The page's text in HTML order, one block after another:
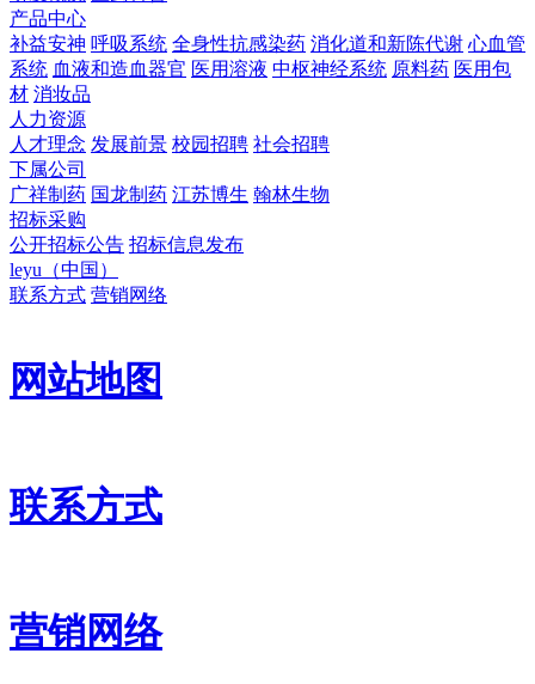
产品中心
补益安神 呼吸系统 全身性抗感染药 消化道和新陈代谢 心血管
系统 血液和造血器官 医用溶液 中枢神经系统 原料药 医用包
材 消妆品
人力资源
人才理念 发展前景 校园招聘 社会招聘
下属公司
广祥制药 国龙制药 江苏博生 翰林生物
招标采购
公开招标公告 招标信息发布
leyu（中国）
联系方式 营销网络
网站地图
联系方式
营销网络